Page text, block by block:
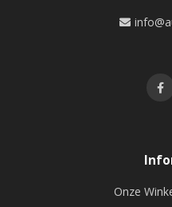
Onze